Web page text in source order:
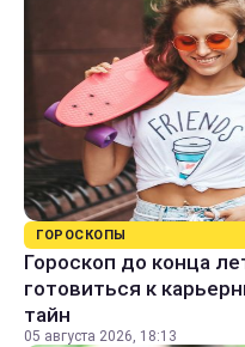
ГОРОСКОПЫ
Гороскоп до конца
готовиться к
тайн
05 августа 2026, 18:13